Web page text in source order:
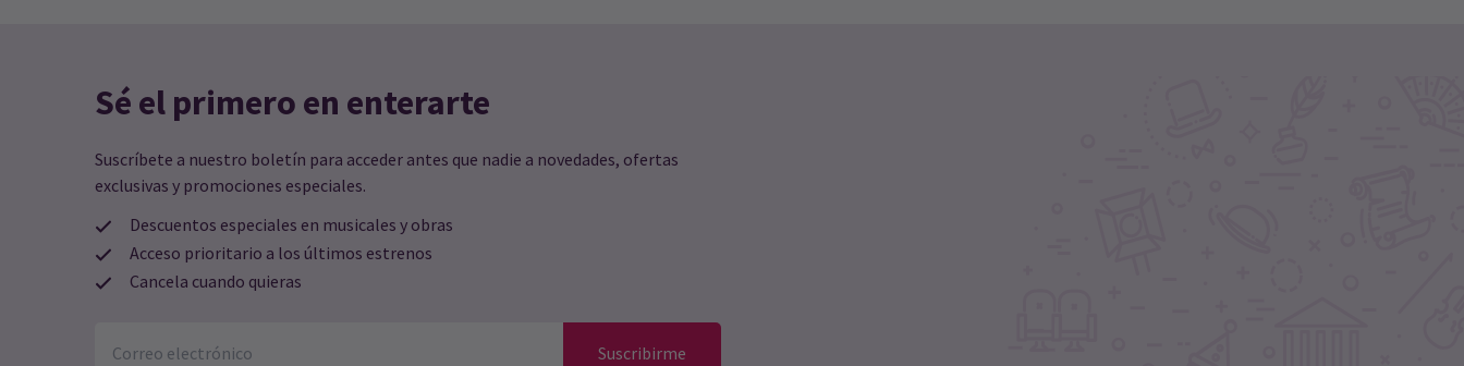
Sé el primero en enterarte
Suscríbete a nuestro boletín para acceder antes que nadie a novedades, ofertas
exclusivas y promociones especiales.
Descuentos especiales en musicales y obras
Acceso prioritario a los últimos estrenos
Cancela cuando quieras
Suscribirme